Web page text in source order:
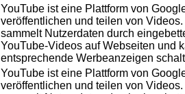
YouTube ist eine Plattform von
veröffentlichen und teilen von
sammelt Nutzerdaten durch
YouTube-Videos auf Webseiten und
entsprechende Werbeanzeigen
YouTube ist eine Plattform von
veröffentlichen und teilen von